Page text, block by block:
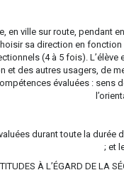
en ville sur route, pendant
sa direction en
(4 à 5 fois).
et des autres usagers, de
évaluées : sens
durant toute la durée
; et
À L’ÉGARD DE LA